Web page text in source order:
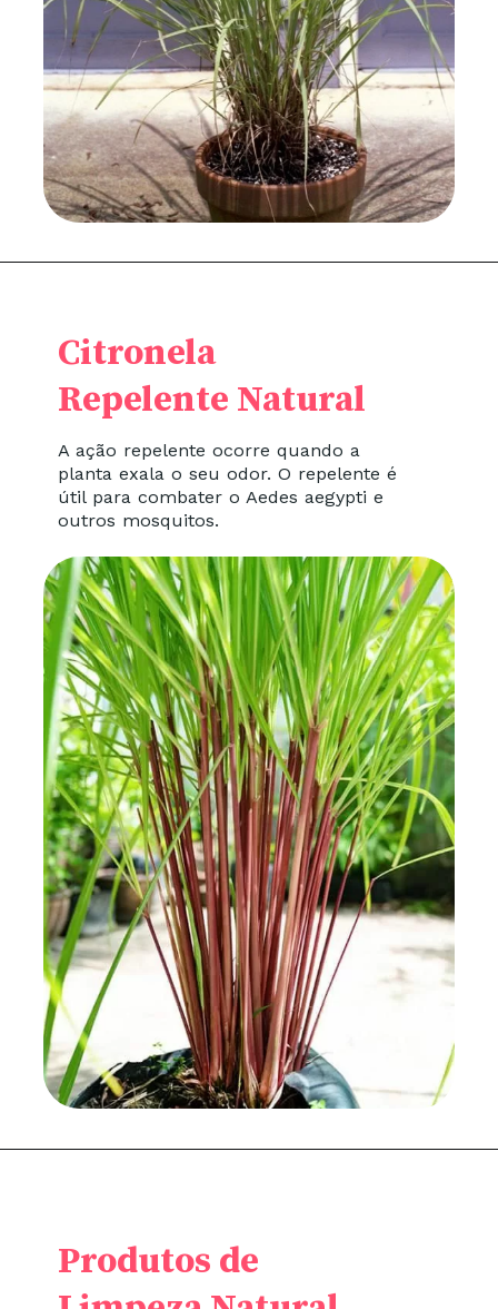
A ação repelente ocorre quando a
planta exala o seu odor. O repelente é
útil para combater o Aedes aegypti e
outros mosquitos.
Citronela
Repelente Natural
Produtos de